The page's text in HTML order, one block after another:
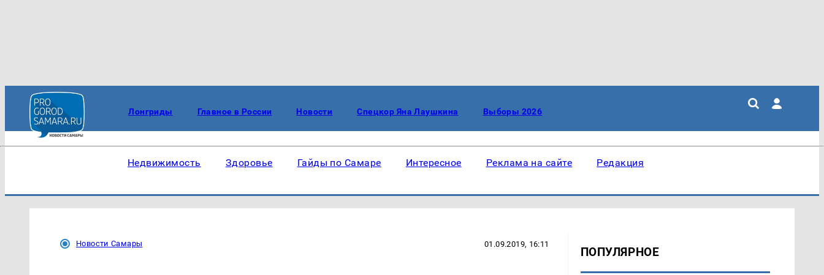
Лонгриды Главное в России Новости Спецкор Яна Лаушкина Выборы 2026
Недвижимость Здоровье Гайды по Самаре Интересное Реклама на сайте Редакция
Новости Самары 01.09.2019, 16:11
ПОПУЛЯРНОЕ